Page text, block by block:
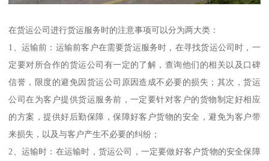
在货运公司进行货运服务时的注意事项可以分为两大类：
1、运输前：运输前客户在需要货运服务时，在寻找货运公司时，一
定要对所合作的货运公司有一定的了解，查询他们的相关以及口碑
信誉，限度的避免因货运公司原因造成不必要的损失；其次，货运
公司在为客户提供货运服务前，一定要针对客户的货物制定好相应
的方案，提供好后勤保障，保障好客户货物的安全，避免为客户带
来损失，以及与客户产生不必要的纠纷；
2、运输时：在运输时，货运公司，一定要做好客户货物的安全保障